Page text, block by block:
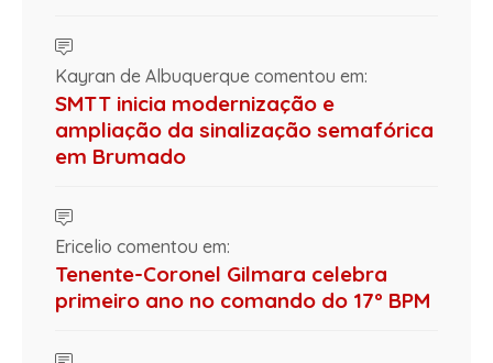
Kayran de Albuquerque comentou em:
SMTT inicia modernização e
ampliação da sinalização semafórica
em Brumado
Ericelio comentou em:
Tenente-Coronel Gilmara celebra
primeiro ano no comando do 17º BPM